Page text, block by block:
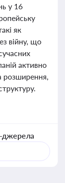
у 16
як
війну, що
активно
розширення,
джерела